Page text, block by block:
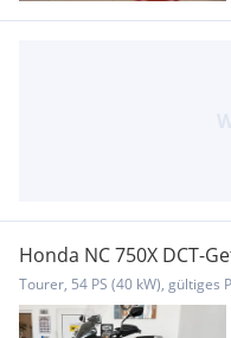
Honda NC 750X DCT-
Tourer, 54 PS (40 kW), gültiges